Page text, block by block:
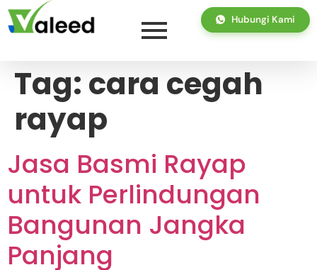
Hubungi Kami
Tag: cara cegah
rayap
Jasa Basmi Rayap
untuk Perlindungan
Bangunan Jangka
Panjang